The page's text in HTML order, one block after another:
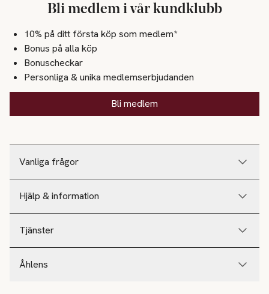
Vanliga frågor
Hjälp & information
Tjänster
Åhlens
Bli medlem i vår kundklubb
10% på ditt första köp som medlem*
Bonus på alla köp
Bonuscheckar
Personliga & unika medlemserbjudanden
Bli medlem